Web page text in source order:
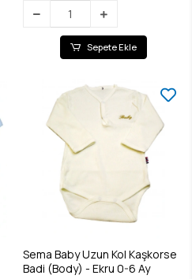
Sepete Ekle
Sema Baby Uzun Kol Kaşkorse
Badi (Body) - Ekru 0-6 Ay